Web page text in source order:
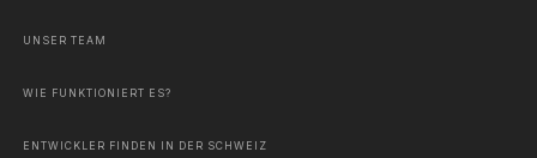
UNSER TEAM
WIE FUNKTIONIERT ES?
ENTWICKLER FINDEN IN DER SCHWEIZ